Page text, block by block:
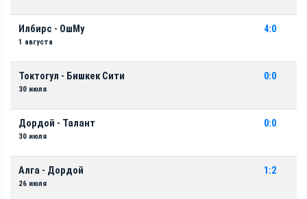
Илбирс - ОшМу
1 августа
4:0
Токтогул - Бишкек Сити
30 июля
0:0
Дордой - Талант
30 июля
0:0
Алга - Дордой
26 июля
1:2